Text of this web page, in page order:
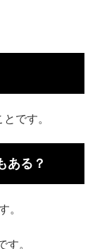
です。
ある？
。
。